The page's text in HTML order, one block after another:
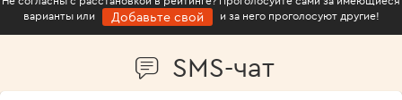
варианты или
Добавьте свой и за него проголосуют другие!
SMS-чат